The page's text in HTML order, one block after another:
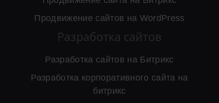
Продвижение сайтов на WordPress
Разработка сайтов
Разработка сайтов на Битрикс
Разработка корпоративного сайта на
битрикс